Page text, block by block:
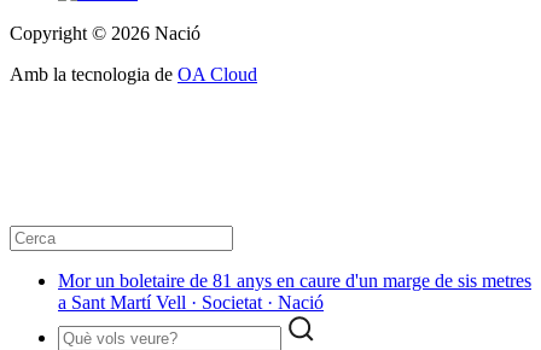
Copyright © 2026 Nació
Amb la tecnologia de OA Cloud
Mor un boletaire de 81 anys en caure d'un marge de sis metres
a Sant Martí Vell · Societat · Nació